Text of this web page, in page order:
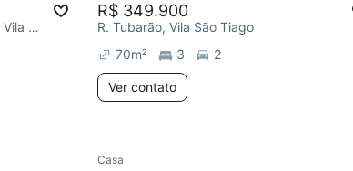
R. Gertrudes do Amaral Lourenço, Vila Fuck
R$ 349.900
R. Tubarão, Vila São Tiago
70m² 3 2
Ver contato
Casa